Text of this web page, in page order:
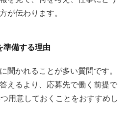
が伝わります。
準備する理由
聞かれることが多い質問です。
えるより、応募先で働く前提で
用意しておくことをおすすめし